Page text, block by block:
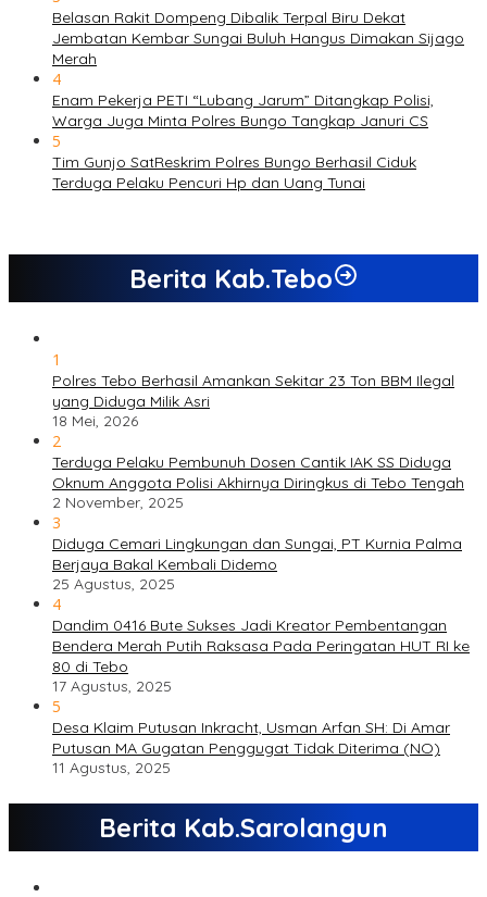
Belasan Rakit Dompeng Dibalik Terpal Biru Dekat
Jembatan Kembar Sungai Buluh Hangus Dimakan Sijago
Merah
4
Enam Pekerja PETI “Lubang Jarum” Ditangkap Polisi,
Warga Juga Minta Polres Bungo Tangkap Januri CS
5
Tim Gunjo SatReskrim Polres Bungo Berhasil Ciduk
Terduga Pelaku Pencuri Hp dan Uang Tunai
Berita Kab.Tebo
1
Polres Tebo Berhasil Amankan Sekitar 23 Ton BBM Ilegal
yang Diduga Milik Asri
18 Mei, 2026
2
Terduga Pelaku Pembunuh Dosen Cantik IAK SS Diduga
Oknum Anggota Polisi Akhirnya Diringkus di Tebo Tengah
2 November, 2025
3
Diduga Cemari Lingkungan dan Sungai, PT Kurnia Palma
Berjaya Bakal Kembali Didemo
25 Agustus, 2025
4
Dandim 0416 Bute Sukses Jadi Kreator Pembentangan
Bendera Merah Putih Raksasa Pada Peringatan HUT RI ke
80 di Tebo
17 Agustus, 2025
5
Desa Klaim Putusan Inkracht, Usman Arfan SH: Di Amar
Putusan MA Gugatan Penggugat Tidak Diterima (NO)
11 Agustus, 2025
Berita Kab.Sarolangun